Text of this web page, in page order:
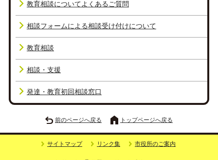
教育相談についてよくあるご質問
相談フォームによる相談受け付けについて
教育相談
相談・支援
発達・教育初回相談窓口
前のページへ戻る トップページへ戻る
サイトマップ リンク集 市役所のご案内